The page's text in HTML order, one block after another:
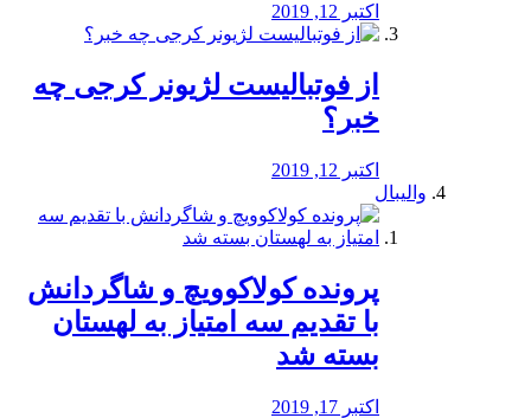
اکتبر 12, 2019
از فوتبالیست لژیونر کرجی چه
خبر؟
اکتبر 12, 2019
والیبال
پرونده کولاکوویچ و شاگردانش
با تقدیم سه امتیاز به لهستان
بسته شد
اکتبر 17, 2019